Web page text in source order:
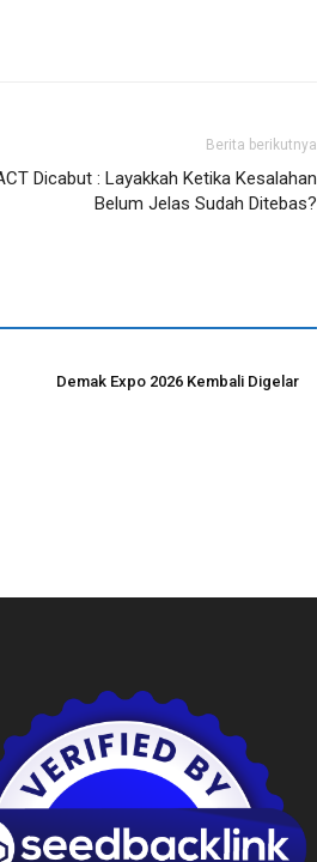
Berita berikutnya
Dicabut : Layakkah Ketika Kesalahan
Belum Jelas Sudah Ditebas?
Demak Expo 2026 Kembali Digelar